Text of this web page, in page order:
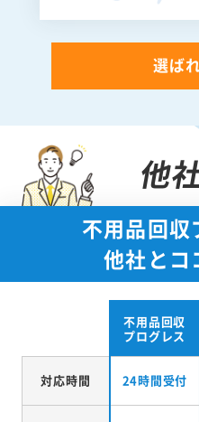
選ば
他
不用品回収
他社とコ
不用品回収
プログレス
対応時間 24時間受付